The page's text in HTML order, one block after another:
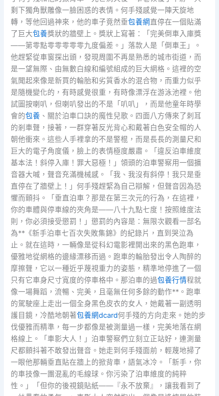
剩下獨角獸雕像一臉困惑的表情。何手殘感覺一陣天旋地
轉，等他回過神來，他的車子竟然垂包養網直停在一個貼滿
了巨大包養獎狀的牆壁上。獎狀上寫著：「完美倒車入庫獎
——第零點零零零零零九度偏差。」落款人是「倒車王」。
他趕緊從車窗探出頭，發現周圍不再是熟悉的城市街道，而
是一望無際、由無數白線和編號組成的巨大網格。這裡的空
氣聞起來像是新買的輪胎和劣質香水的混合物，而重力似乎
是隨機變化的，有時感覺很重，有時像漂浮在游泳池裡。他
試圖按喇叭，但喇叭發出的不是「叭叭」，而是他童年時學
會的包養 、關於泊車口訣的魔性兒歌。四面八方傳來了刺耳
的剎車聲，接著，一群穿著反光背心和戴著白色安全帽的人
朝他衝來。這些人手裡拿的不是警棍，而是長長的測量尺和
巨大的電子角度儀，臉上的表情極度嚴肅。「違反泊車維度
基本法！斜停入庫！罪大惡極！」領頭的泊車警察用一個擴
音器大喊，聲音充滿機械感。「我、我沒有斜停！我只是垂
直停在了牆壁上！」何手殘趕緊為自己辯解，但聲音因為恐
懼而顫抖。「垂直泊車？那是在第三次元的行為，在這裡，
你的車體與停車線的夾角是——八十九點七度！按照維度法
則，你必須接受懲罰！」懲罰的內容是：無限次觀看一部名
為**《新手泊車七百次失敗集錦》的紀錄片，直到哭泣為
止。就在這時，一輛像是從科幻電影裡開出來的黑色跑車，
優雅地從網格的邊緣漂移而過。跑車的輪胎發出令人陶醉的
摩擦聲，它以一種近乎蔑視重力的姿態，精準地停進了一個
只有它車身尺寸寬度的停車格中。那泊車的過包養行情程就
像一場舞蹈，流暢、完美，且毫無任何多餘的動作**。跑車
的駕駛座上走出一個全身黑色皮衣的女人，她戴著一副透明
護目鏡，冷酷地朝著包養網dcard何手殘的方向走來。她的步
伐優雅而精準，每一步都像是被測量過一樣，完美地落在網
格線上。「車影大人！」泊車警察們立刻立正站好，連測量
尺都顫抖著不敢發出聲音。她走到何手殘面前，輕蔑地掃了
一眼他那輛垂直貼在牆上的掀背車，語氣冰冷。「新手，你
的車技像一團混亂的毛線球。你污染了泊車維度的純粹
性。」「但你的後視鏡貼紙——『永不放棄』，讓我看到了